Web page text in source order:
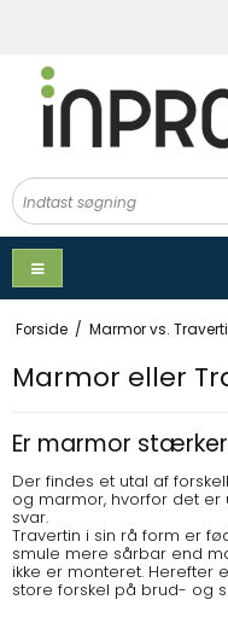
Forside / Marmor vs.
Marmor eller
Er marmor
Der findes et utal af
og marmor, hvorfor det
svar.
Travertin i sin rå form er
smule mere sårbar end
ikke er monteret. Herefter
store forskel på brud- og